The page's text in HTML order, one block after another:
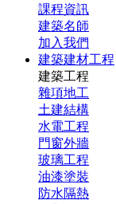
課程資訊
建築名師
加入我們
建築建材工程
建築工程
雜項地工
土建結構
水電工程
門窗外牆
玻璃工程
油漆塗裝
防水隔熱